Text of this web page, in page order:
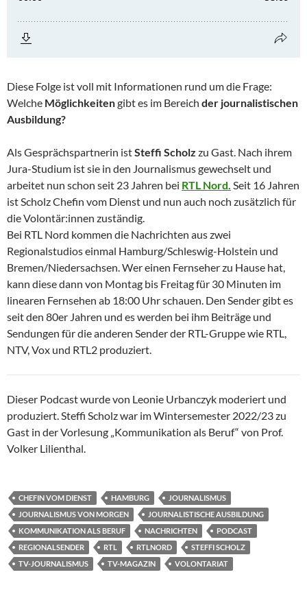
Diese Folge ist voll mit Informationen rund um die Frage:
Welche Möglichkeitengibt es im Bereich der journalistischen
Ausbildung?
Als Gesprächspartnerin istSteffi Scholz zu Gast. Nach ihrem
Jura-Studium ist sie in den Journalismus gewechselt und
arbeitet nun schon seit 23 Jahren bei RTL Nord. Seit 16 Jahren
ist Scholz Chefin vom Dienst und nun auch noch zusätzlich für
die Volontär:innen zuständig.
Bei RTL Nord kommen die Nachrichten aus zwei
Regionalstudios einmal Hamburg/Schleswig-Holstein und
Bremen/Niedersachsen. Wer einen Fernseher zu Hause hat,
kann diese dann von Montag bis Freitag für 30 Minuten im
linearen Fernsehen ab 18:00 Uhr schauen. Den Sender gibt es
seit den 80er Jahren und es werden bei ihm Beiträge und
Sendungen für die anderen Sender der RTL-Gruppe wie RTL,
NTV, Vox und RTL2 produziert.
Dieser Podcast wurde von Leonie Urbanczyk moderiert und
produziert. Steffi Scholz war im Wintersemester 2022/23 zu
Gast in der Vorlesung „Kommunikation als Beruf“ von Prof.
Volker Lilienthal.
CHEFIN VOM DIENST HAMBURG
JOURNALISMUS
JOURNALISMUS VON MORGEN
JOURNALISTISCHE AUSBILDUNG
KOMMUNIKATION ALS BERUF
NACHRICHTEN
PODCAST
REGIONALSENDER
RTL RTLNORD
STEFFI SCHOLZ
TV-JOURNALISMUS
TV-MAGAZIN VOLONTARIAT